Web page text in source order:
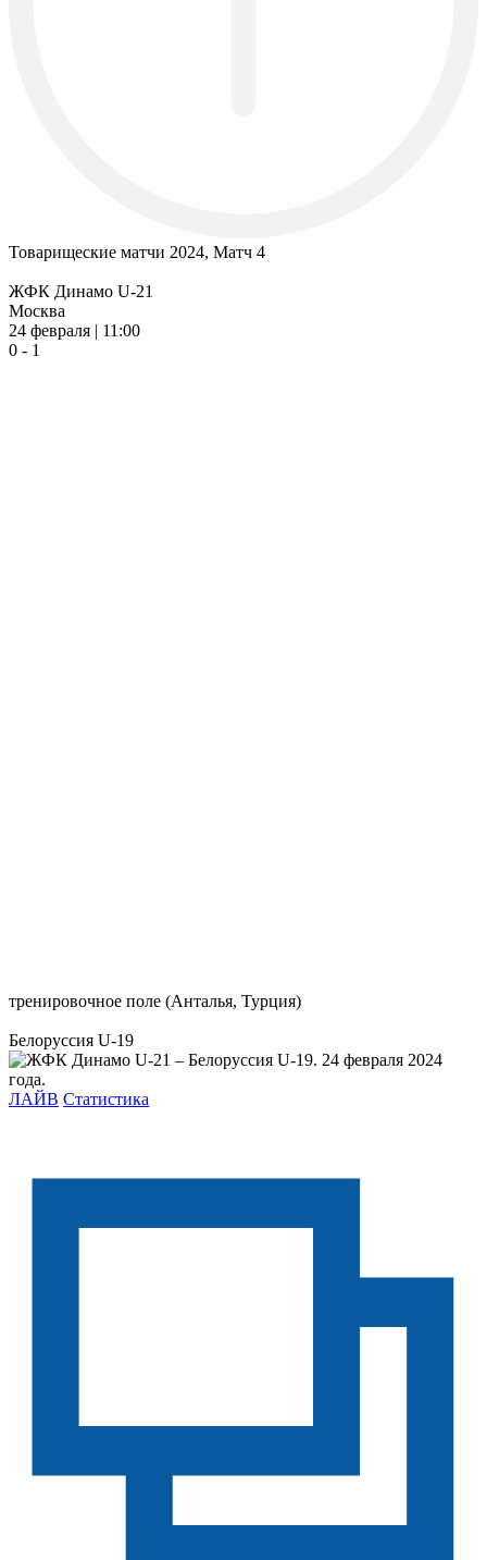
Товарищеские матчи 2024, Матч 4
ЖФК Динамо U-21
Москва
24 февраля | 11:00
0 - 1
тренировочное поле (Анталья, Турция)
Белоруссия U-19
ЛАЙВ Статистика